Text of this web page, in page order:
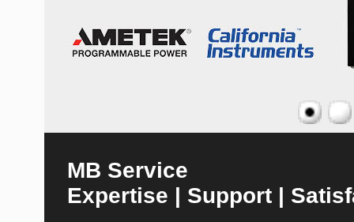
MB Service
Expertise | Support |